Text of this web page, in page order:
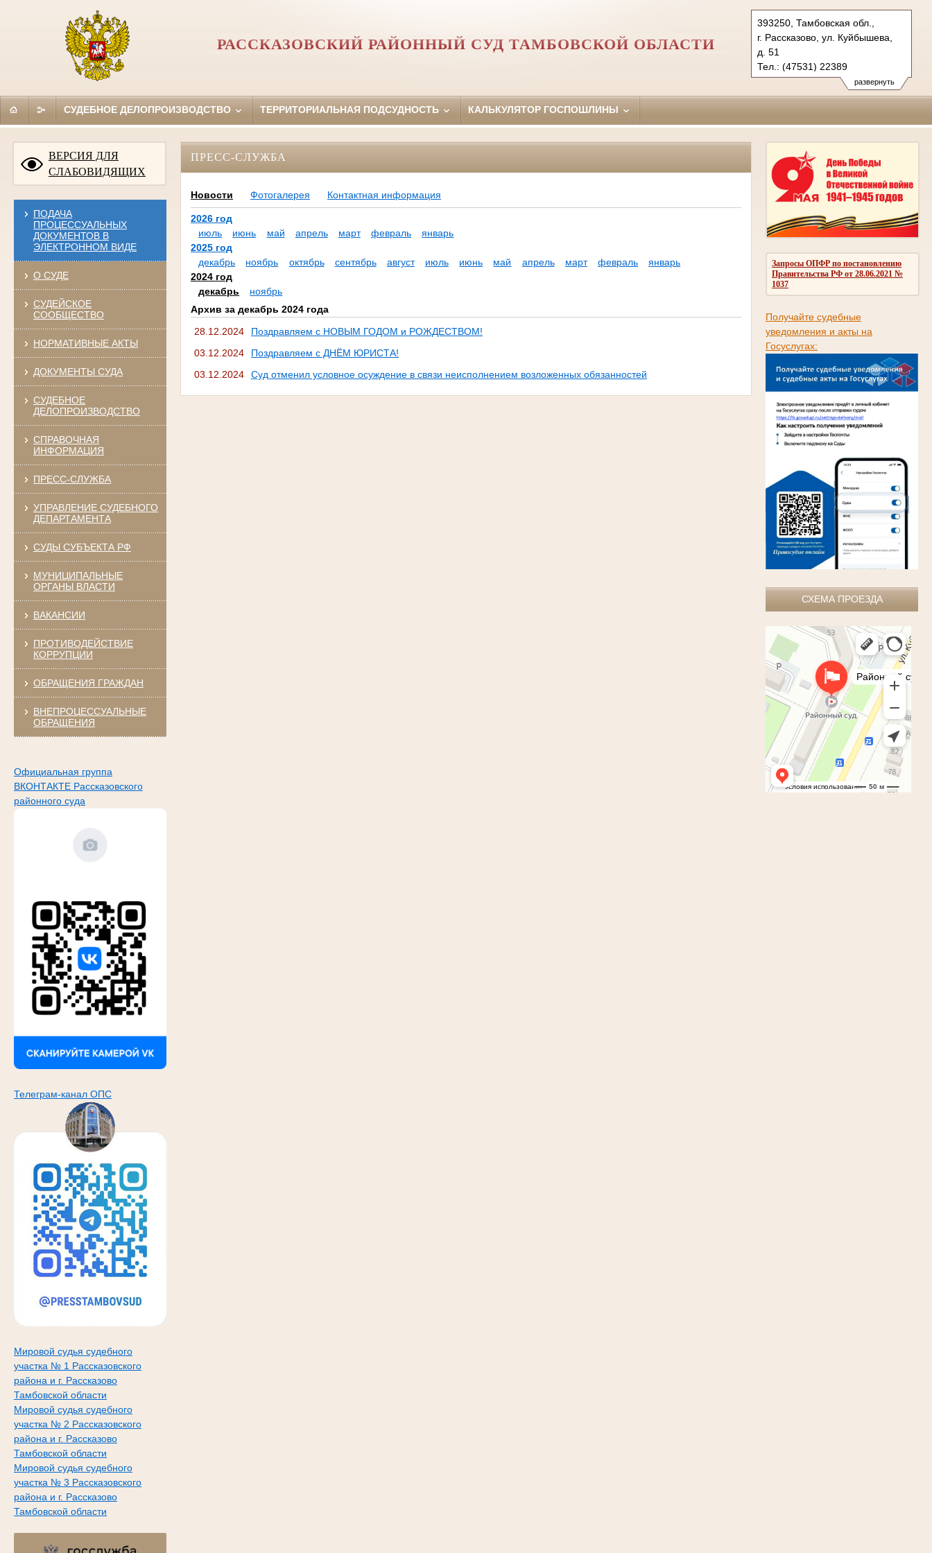
развернуть
393250, Тамбовская обл.,
г. Рассказово, ул. Куйбышева,
д. 51
Тел.: (47531) 22389
sud2468.tmb@sudrf.ru
РАССКАЗОВСКИЙ РАЙОННЫЙ СУД ТАМБОВСКОЙ ОБЛАСТИ
СУДЕБНОЕ ДЕЛОПРОИЗВОДСТВО ТЕРРИТОРИАЛЬНАЯ ПОДСУДНОСТЬ КАЛЬКУЛЯТОР ГОСПОШЛИНЫ
ВЕРСИЯ ДЛЯ
СЛАБОВИДЯЩИХ
ПОДАЧА
ПРОЦЕССУАЛЬНЫХ
ДОКУМЕНТОВ В
ЭЛЕКТРОННОМ ВИДЕ
О СУДЕ
СУДЕЙСКОЕ
СООБЩЕСТВО
НОРМАТИВНЫЕ АКТЫ
ДОКУМЕНТЫ СУДА
СУДЕБНОЕ
ДЕЛОПРОИЗВОДСТВО
СПРАВОЧНАЯ
ИНФОРМАЦИЯ
ПРЕСС-СЛУЖБА
УПРАВЛЕНИЕ СУДЕБНОГО
ДЕПАРТАМЕНТА
СУДЫ СУБЪЕКТА РФ
МУНИЦИПАЛЬНЫЕ
ОРГАНЫ ВЛАСТИ
ВАКАНСИИ
ПРОТИВОДЕЙСТВИЕ
КОРРУПЦИИ
ОБРАЩЕНИЯ ГРАЖДАН
ВНЕПРОЦЕССУАЛЬНЫЕ
ОБРАЩЕНИЯ
Официальная группа
ВКОНТАКТЕ Рассказовского
районного суда
Телеграм-канал ОПС
Мировой судья судебного
участка № 1 Рассказовского
района и г. Рассказово
Тамбовской области
Мировой судья судебного
участка № 2 Рассказовского
района и г. Рассказово
Тамбовской области
Мировой судья судебного
участка № 3 Рассказовского
района и г. Рассказово
Тамбовской области
Запросы ОПФР по постановлению
Правительства РФ от 28.06.2021 №
1037
Получайте судебные
уведомления и акты на
Госуслугах:
СХЕМА ПРОЕЗДА
ПРЕСС-СЛУЖБА
Новости Фотогалерея Контактная информация
2026 год
июль
июнь май апрель март февраль
январь
2025 год
декабрь
ноябрь октябрь сентябрь август июль июнь май апрель март февраль
январь
2024 год
декабрь
ноябрь
Архив за декабрь 2024 года
28.12.2024
Поздравляем с НОВЫМ ГОДОМ и РОЖДЕСТВОМ!
03.12.2024
Поздравляем с ДНЁМ ЮРИСТА!
03.12.2024
Суд отменил условное осуждение в связи неисполнением возложенных обязанностей